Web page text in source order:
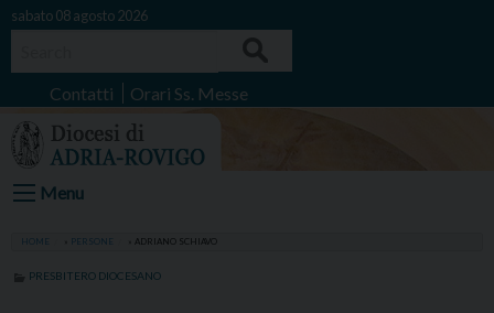
Skip
sabato 08 agosto 2026
Contatti Orari Ss. Messe
Menu
HOME PERSONE ADRIANO SCHIAVO
PRESBITERO DIOCESANO